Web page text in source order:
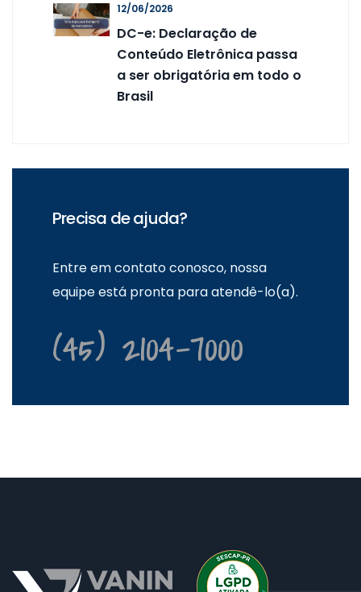
12/06/2026
DC-e: Declaração de
Conteúdo Eletrônica passa
a ser obrigatória em todo o
Brasil
Precisa de ajuda?
Entre em contato conosco, nossa
equipe está pronta para atendê-lo(a).
(45) 2104-7000